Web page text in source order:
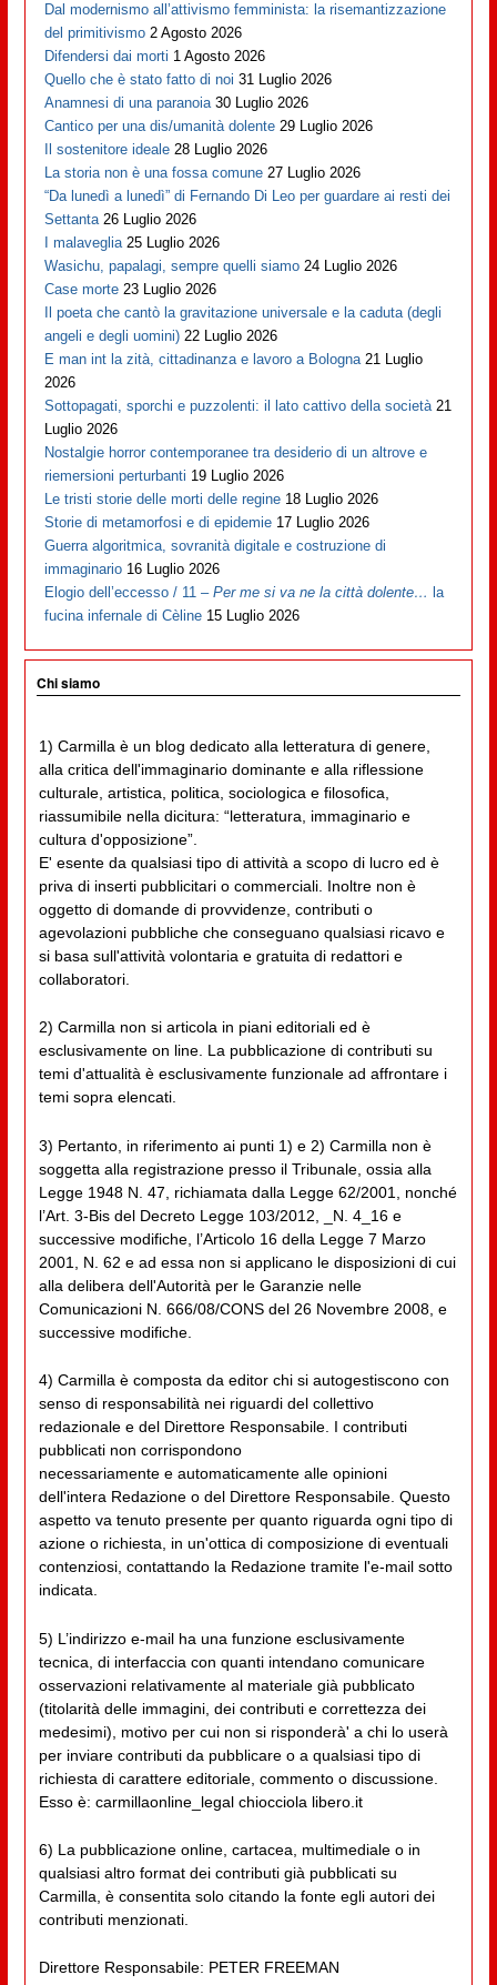
Dal modernismo all’attivismo femminista: la risemantizzazione
del primitivismo 2 Agosto 2026
Difendersi dai morti 1 Agosto 2026
Quello che è stato fatto di noi 31 Luglio 2026
Anamnesi di una paranoia 30 Luglio 2026
Cantico per una dis/umanità dolente 29 Luglio 2026
Il sostenitore ideale 28 Luglio 2026
La storia non è una fossa comune 27 Luglio 2026
“Da lunedì a lunedì” di Fernando Di Leo per guardare ai resti dei
Settanta 26 Luglio 2026
I malaveglia 25 Luglio 2026
Wasichu, papalagi, sempre quelli siamo 24 Luglio 2026
Case morte 23 Luglio 2026
Il poeta che cantò la gravitazione universale e la caduta (degli
angeli e degli uomini) 22 Luglio 2026
E man int la zità, cittadinanza e lavoro a Bologna 21 Luglio
2026
Sottopagati, sporchi e puzzolenti: il lato cattivo della società 21
Luglio 2026
Nostalgie horror contemporanee tra desiderio di un altrove e
riemersioni perturbanti 19 Luglio 2026
Le tristi storie delle morti delle regine 18 Luglio 2026
Storie di metamorfosi e di epidemie 17 Luglio 2026
Guerra algoritmica, sovranità digitale e costruzione di
immaginario 16 Luglio 2026
Elogio dell’eccesso / 11 –Per me si va ne la città dolente… la
fucina infernale di Cèline 15 Luglio 2026
Chi siamo
1) Carmilla è un blog dedicato alla letteratura di genere,
alla critica dell'immaginario dominante e alla riflessione
culturale, artistica, politica, sociologica e filosofica,
riassumibile nella dicitura: “letteratura, immaginario e
cultura d'opposizione”.
E' esente da qualsiasi tipo di attività a scopo di lucro ed è
priva di inserti pubblicitari o commerciali. Inoltre non è
oggetto di domande di provvidenze, contributi o
agevolazioni pubbliche che conseguano qualsiasi ricavo e
si basa sull'attività volontaria e gratuita di redattori e
collaboratori.
2) Carmilla non si articola in piani editoriali ed è
esclusivamente on line. La pubblicazione di contributi su
temi d'attualità è esclusivamente funzionale ad affrontare i
temi sopra elencati.
3) Pertanto, in riferimento ai punti 1) e 2) Carmilla non è
soggetta alla registrazione presso il Tribunale, ossia alla
Legge 1948 N. 47, richiamata dalla Legge 62/2001, nonché
l’Art. 3-Bis del Decreto Legge 103/2012, _N. 4_16 e
successive modifiche, l’Articolo 16 della Legge 7 Marzo
2001, N. 62 e ad essa non si applicano le disposizioni di cui
alla delibera dell'Autorità per le Garanzie nelle
Comunicazioni N. 666/08/CONS del 26 Novembre 2008, e
successive modifiche.
4) Carmilla è composta da editor chi si autogestiscono con
senso di responsabilità nei riguardi del collettivo
redazionale e del Direttore Responsabile. I contributi
pubblicati non corrispondono
necessariamente e automaticamente alle opinioni
dell'intera Redazione o del Direttore Responsabile. Questo
aspetto va tenuto presente per quanto riguarda ogni tipo di
azione o richiesta, in un'ottica di composizione di eventuali
contenziosi, contattando la Redazione tramite l'e-mail sotto
indicata.
5) L’indirizzo e-mail ha una funzione esclusivamente
tecnica, di interfaccia con quanti intendano comunicare
osservazioni relativamente al materiale già pubblicato
(titolarità delle immagini, dei contributi e correttezza dei
medesimi), motivo per cui non si risponderà' a chi lo userà
per inviare contributi da pubblicare o a qualsiasi tipo di
richiesta di carattere editoriale, commento o discussione.
Esso è: carmillaonline_legal chiocciola libero.it
6) La pubblicazione online, cartacea, multimediale o in
qualsiasi altro format dei contributi già pubblicati su
Carmilla, è consentita solo citando la fonte egli autori dei
contributi menzionati.
Direttore Responsabile: PETER FREEMAN